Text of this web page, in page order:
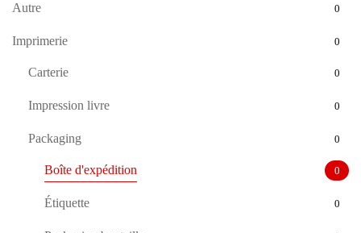
Autre 0
Imprimerie 0
Carterie 0
Impression livre 0
Packaging 0
Boîte d'expédition 0
Étiquette 0